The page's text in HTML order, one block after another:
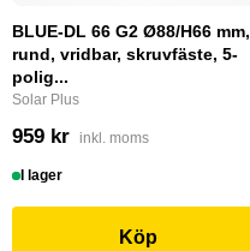
BLUE-DL 66 G2 Ø88/H66 mm,
rund, vridbar, skruvfäste, 5-
polig...
Solar Plus
959 kr inkl. moms
I lager
Köp